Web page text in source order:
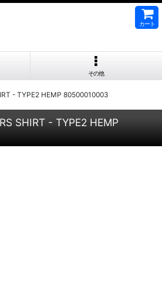
カート
その他
- TYPE2 HEMP 80500010003
SHIRT - TYPE2 HEMP